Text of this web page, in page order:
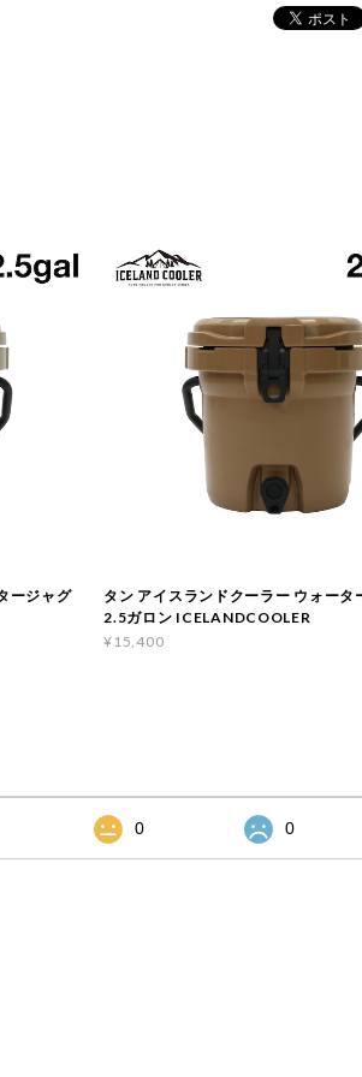
ージャグ
タン アイスランドクーラー ウォータ
2.5ガロン ICELANDCOOLER
¥15,400
0 0